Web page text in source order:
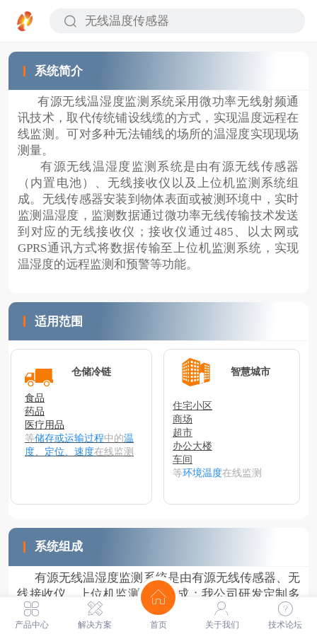
系统简介
有源无线温湿度监测系统采用微功率无线射频通
讯技术，取代传统铺设线缆的方式，实现温度远程在
线监测。可对多种无法铺线的场所的温湿度实现现场
测量。
有源无线温湿度监测系统是由有源无线传感器
（内置电池）、无线接收仪以及上位机监测系统组
成。无线传感器安装到物体表面或被测环境中，实时
监测温湿度，监测数据通过微功率无线传输技术发送
到对应的无线接收仪；接收仪通过485、以太网或
GPRS通讯方式将数据传输至上位机监测系统，实现
温湿度的远程监测和预警等功能。
适用范围
住宅小区
商场
超市
办公大楼
车间
等环境温度在线监测
智慧城市
食品
药品
医疗用品
等储存或运输过程中的温
度、定位、速度在线监测
仓储冷链
系统组成
有源无线温湿度监测系统是由有源无线传感器、无
线接收仪、上位机监测系统组成； 我公司研发定制多
种类型传感器，以满足各种测试环境、范围的要求 ；
产品中心 解决方案 首页 关于我们 技术论坛